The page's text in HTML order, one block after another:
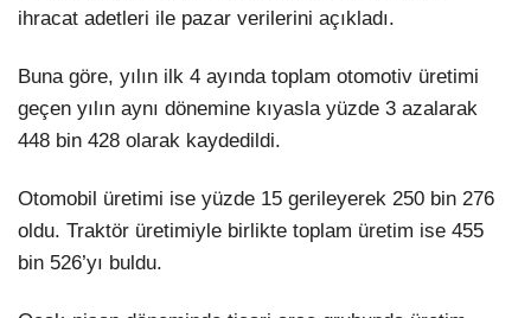
ihracat adetleri ile pazar verilerini açıkladı.
Buna göre, yılın ilk 4 ayında toplam otomotiv üretimi
geçen yılın aynı dönemine kıyasla yüzde 3 azalarak
448 bin 428 olarak kaydedildi.
Otomobil üretimi ise yüzde 15 gerileyerek 250 bin 276
oldu. Traktör üretimiyle birlikte toplam üretim ise 455
bin 526’yı buldu.